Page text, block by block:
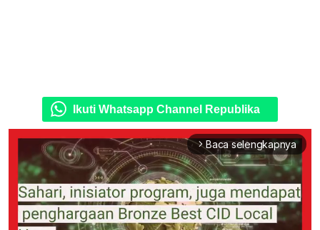
Ikuti Whatsapp Channel Republika
arrow_forward_ios Baca selengkapnya